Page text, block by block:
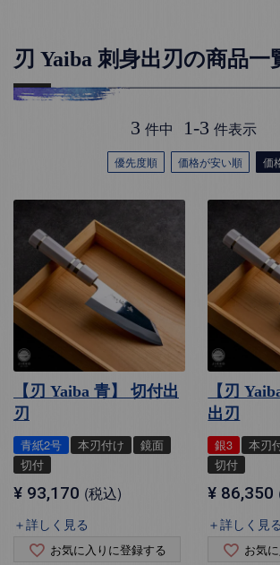
刃 Yaiba 刺身出刃の商品一
優先度順 価格が安い順 価
3 件中 1-3 件表示
【刃 Yaiba 青】 切付出
刃
青紙2号 本刃付け
鏡面
切付
¥ 93,170 税込
＋詳しく見る
お気に入りに登録する
【刃
出刃
銀3 本刃
切付
¥ 86,350
＋詳しく見る
お気